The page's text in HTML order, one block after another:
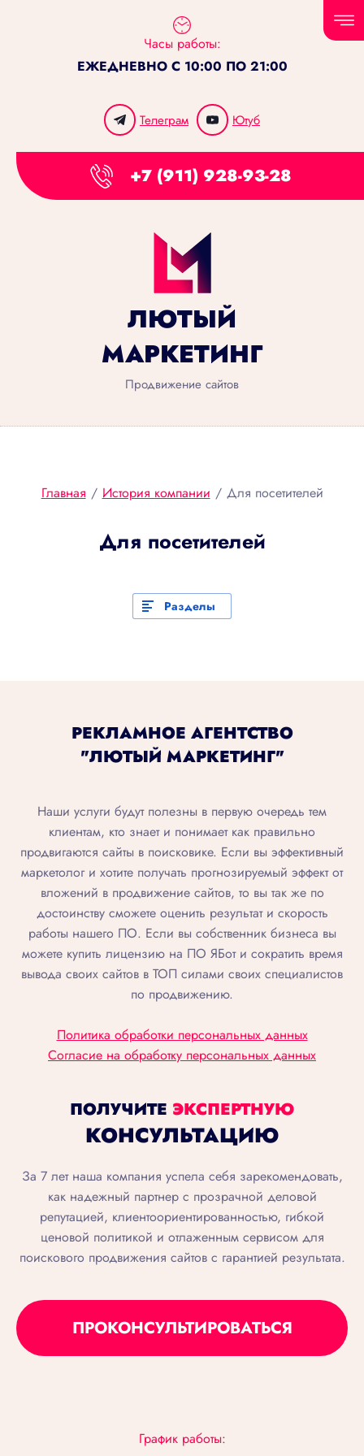
Часы работы:
ЕЖЕДНЕВНО С 10:00 ПО 21:00
Телеграм Ютуб
+7 (911) 928-93-28
ЛЮТЫЙ
МАРКЕТИНГ
Продвижение сайтов
Главная / История компании / Для посетителей
Для посетителей
Разделы
РЕКЛАМНОЕ АГЕНТСТВО
"ЛЮТЫЙ МАРКЕТИНГ"
Наши услуги будут полезны в первую очередь тем
клиентам, кто знает и понимает как правильно
продвигаются сайты в поисковике. Если вы эффективный
маркетолог и хотите получать прогнозируемый эффект от
вложений в продвижение сайтов, то вы так же по
достоинству сможете оценить результат и скорость
работы нашего ПО. Если вы собственник бизнеса вы
можете купить лицензию на ПО ЯБот и сократить время
вывода своих сайтов в ТОП силами своих специалистов
по продвижению.
Политика обработки персональных данных
Согласие на обработку персональных данных
ПОЛУЧИТЕ ЭКСПЕРТНУЮ
КОНСУЛЬТАЦИЮ
За 7 лет наша компания успела себя зарекомендовать,
как надежный партнер с прозрачной деловой
репутацией, клиентоориентированностью, гибкой
ценовой политикой и отлаженным сервисом для
поискового продвижения сайтов с гарантией результата.
ПРОКОНСУЛЬТИРОВАТЬСЯ
График работы: